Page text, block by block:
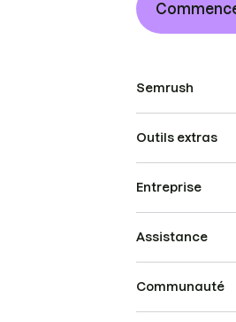
Semrush
Outils extras
Entreprise
Assistance
Communauté